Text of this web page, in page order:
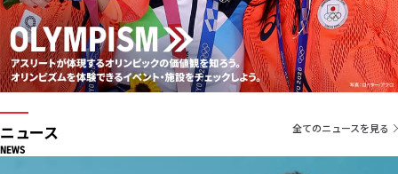
ニュース
NEWS
全てのニュースを見る